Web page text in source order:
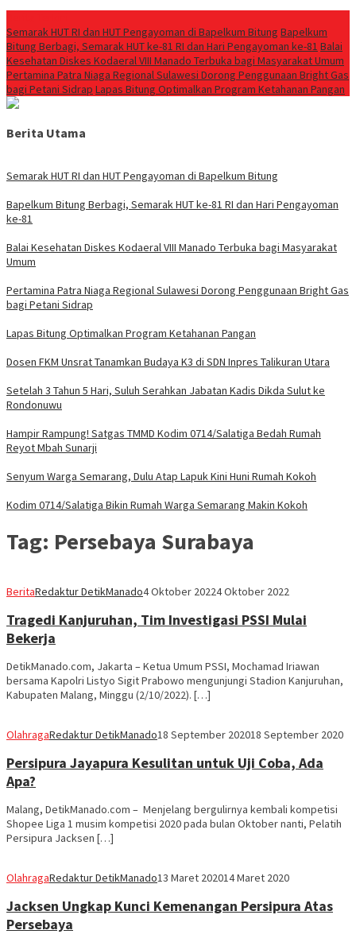
Semarak HUT RI dan HUT Pengayoman di Bapelkum Bitung ‎Bapelkum
Bitung Berbagi, Semarak HUT ke-81 RI dan Hari Pengayoman ke-81 Balai
Kesehatan Diskes Kodaeral VIII Manado Terbuka bagi Masyarakat Umum
Pertamina Patra Niaga Regional Sulawesi Dorong Penggunaan Bright Gas
bagi Petani Sidrap Lapas Bitung Optimalkan Program Ketahanan Pangan
Berita Utama
Semarak HUT RI dan HUT Pengayoman di Bapelkum Bitung
‎Bapelkum Bitung Berbagi, Semarak HUT ke-81 RI dan Hari Pengayoman
ke-81
Balai Kesehatan Diskes Kodaeral VIII Manado Terbuka bagi Masyarakat
Umum
Pertamina Patra Niaga Regional Sulawesi Dorong Penggunaan Bright Gas
bagi Petani Sidrap
Lapas Bitung Optimalkan Program Ketahanan Pangan
Dosen FKM Unsrat Tanamkan Budaya K3 di SDN Inpres Talikuran Utara
Setelah 3 Tahun 5 Hari, Suluh Serahkan Jabatan Kadis Dikda Sulut ke
Rondonuwu
Hampir Rampung! Satgas TMMD Kodim 0714/Salatiga Bedah Rumah
Reyot Mbah Sunarji
Senyum Warga Semarang, Dulu Atap Lapuk Kini Huni Rumah Kokoh
Kodim 0714/Salatiga Bikin Rumah Warga Semarang Makin Kokoh
Tag: Persebaya Surabaya
BeritaRedaktur DetikManado4 Oktober 20224 Oktober 2022
Tragedi Kanjuruhan, Tim Investigasi PSSI Mulai
Bekerja
DetikManado.com, Jakarta – Ketua Umum PSSI, Mochamad Iriawan
bersama Kapolri Listyo Sigit Prabowo mengunjungi Stadion Kanjuruhan,
Kabupaten Malang, Minggu (2/10/2022). […]
OlahragaRedaktur DetikManado18 September 202018 September 2020
Persipura Jayapura Kesulitan untuk Uji Coba, Ada
Apa?
Malang, DetikManado.com – Menjelang bergulirnya kembali kompetisi
Shopee Liga 1 musim kompetisi 2020 pada bulan Oktober nanti, Pelatih
Persipura Jacksen […]
OlahragaRedaktur DetikManado13 Maret 202014 Maret 2020
Jacksen Ungkap Kunci Kemenangan Persipura Atas
Persebaya